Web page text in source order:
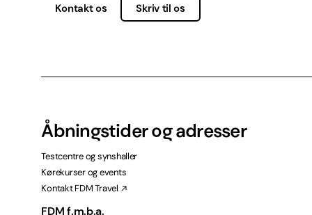
Kontakt os Skriv til os
Åbningstider og adresser
Testcentre og synshaller
Kørekurser og events
Kontakt FDM Travel
FDM f.m.b.a.